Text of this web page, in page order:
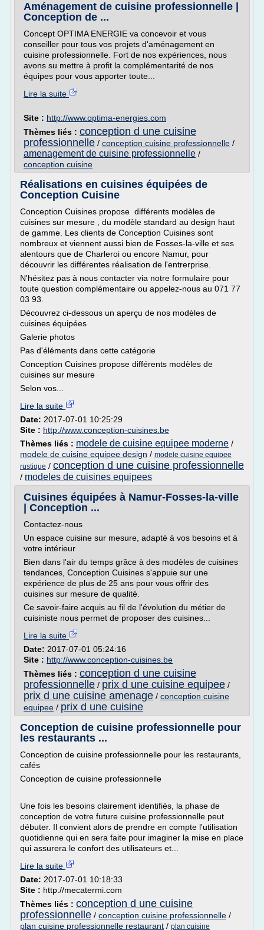
Aménagement de cuisine professionnelle |
Conception de ...
Concept OPTIMA ENERGIE va concevoir et vous
conseiller pour tous vos projets d'aménagement en
cuisine professionnelle. Fort de nos expériences, nous
avons su mettre à profit la complémentarité de nos
équipes pour vous apporter toute...
Lire la suite
Site : http://www.optima-energies.com
Thèmes liés : conception d une cuisine
professionnelle / conception cuisine professionnelle /
amenagement de cuisine professionnelle /
conception cuisine
Réalisations en cuisines équipées de
Conception Cuisine
Conception Cuisines propose différents modèles de
cuisines sur mesure , du modèle standard au design haut
de gamme. Les clients de Conception Cuisines sont
nombreux et viennent aussi bien de Fosses-la-ville et ses
alentours que de Charleroi ou encore Namur, pour
découvrir les différentes réalisation de l'entrerprise.
N'hésitez pas à nous contacter via notre formulaire pour
toute question complémentaire ou appelez-nous au 071 77
03 93.
Découvrez ci-dessous un aperçu de nos modèles de
cuisines équipées
Galerie photos
Pas d'éléments dans cette catégorie
Conception Cuisines propose différents modèles de
cuisines sur mesure
Selon vos...
Lire la suite
Date: 2017-07-01 10:25:29
Site : http://www.conception-cuisines.be
Thèmes liés : modele de cuisine equipee moderne /
modele de cuisine equipee design / modele cuisine equipee
rustique / conception d une cuisine professionnelle
/ modeles de cuisines equipees
Cuisines équipées à Namur-Fosses-la-ville
| Conception ...
Contactez-nous
Un espace cuisine sur mesure, adapté à vos besoins et à
votre intérieur
Bien dans l'air du temps grâce à des modèles de cuisines
tendances, Conception Cuisines s'appuie sur une
expérience de plus de 25 ans pour vous offrir des
cuisines sur mesure de qualité.
Ce savoir-faire acquis au fil de l'évolution du métier de
cuisiniste nous permet de proposer des cuisines...
Lire la suite
Date: 2017-07-01 05:24:16
Site : http://www.conception-cuisines.be
Thèmes liés : conception d une cuisine
professionnelle / prix d une cuisine equipee /
prix d une cuisine amenage / conception cuisine
equipee / prix d une cuisine
Conception de cuisine professionnelle pour
les restaurants ...
Conception de cuisine professionnelle pour les restaurants,
cafés
Conception de cuisine professionnelle
Une fois les besoins clairement identifiés, la phase de
conception de votre future cuisine professionnelle peut
débuter. Il convient alors de prendre en compte l'utilisation
quotidienne qui en sera faite pour imaginer la mise en place
qui assurera le confort des utilisateurs et...
Lire la suite
Date: 2017-07-01 10:18:33
Site : http://mecatermi.com
Thèmes liés : conception d une cuisine
professionnelle / conception cuisine professionnelle /
plan cuisine professionnelle restaurant / plan cuisine